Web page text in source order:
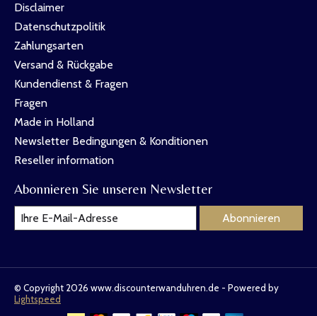
Disclaimer
Datenschutzpolitik
Zahlungsarten
Versand & Rückgabe
Kundendienst & Fragen
Fragen
Made in Holland
Newsletter Bedingungen & Konditionen
Reseller information
Abonnieren Sie unseren Newsletter
Abonnieren
© Copyright 2026 www.discounterwanduhren.de - Powered by
Lightspeed